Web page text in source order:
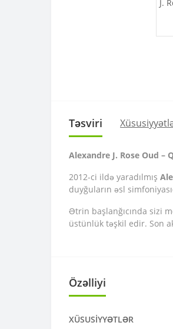
Təsviri
Alexandre J. Rose Oud –
2012-ci ildə yaradılmış
duyğuların əsl
Ətrin başlanğıcında sizi
üstünlük təşkil edir. Son
Özəlliyi
XÜSUSIYYƏTLƏR